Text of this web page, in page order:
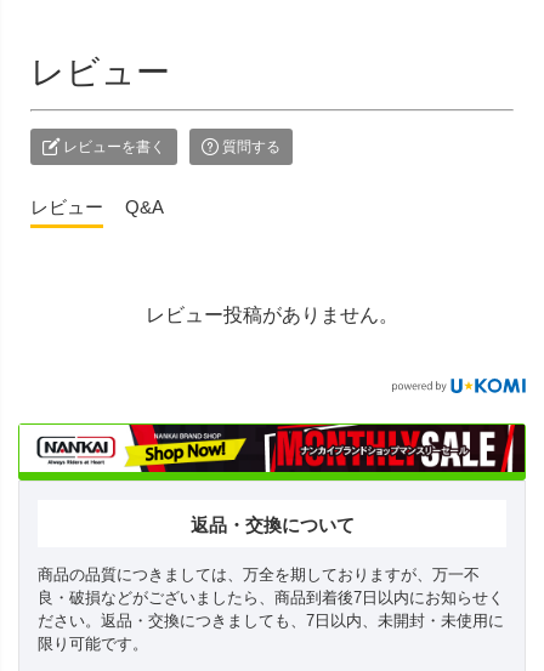
レビュー
レビューを書く 質問する
レビュー Q&A
レビュー投稿がありません。
返品・交換について
商品の品質につきましては、万全を期しておりますが、万一不
良・破損などがございましたら、商品到着後7日以内にお知らせく
ださい。返品・交換につきましても、7日以内、未開封・未使用に
限り可能です。